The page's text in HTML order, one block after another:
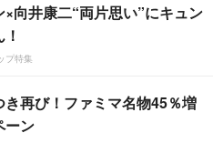
向井康二“両片思い”にキュン
プ特集
き再び！ファミマ名物45％増
ーン